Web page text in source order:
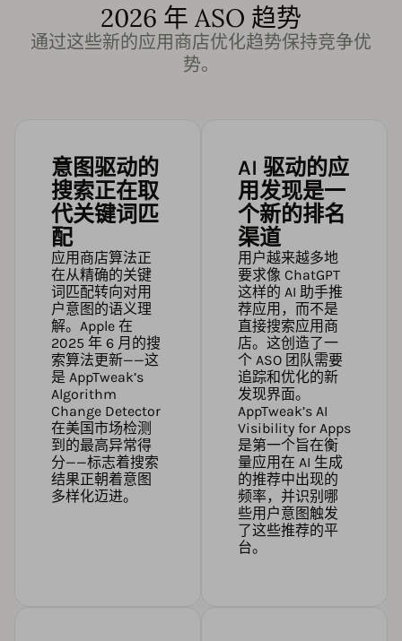
2026 年 ASO 趋势
通过这些新的应用商店优化趋势保持竞争优
势。
意图驱动的
搜索正在取
代关键词匹
配
应用商店算法正
在从精确的关键
词匹配转向对用
户意图的语义理
解。Apple 在
2025 年 6 月的搜
索算法更新——这
是 AppTweak’s
Algorithm
Change Detector
在美国市场检测
到的最高异常得
分——标志着搜索
结果正朝着意图
多样化迈进。
AI 驱动的应
用发现是一
个新的排名
渠道
用户越来越多地
要求像 ChatGPT
这样的 AI 助手推
荐应用，而不是
直接搜索应用商
店。这创造了一
个 ASO 团队需要
追踪和优化的新
发现界面。
AppTweak’s AI
Visibility for Apps
是第一个旨在衡
量应用在 AI 生成
的推荐中出现的
频率，并识别哪
些用户意图触发
了这些推荐的平
台。